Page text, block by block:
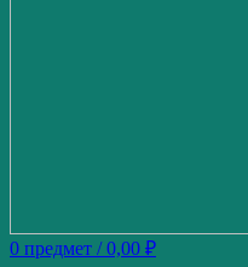
0 предмет / 0,00 ₽